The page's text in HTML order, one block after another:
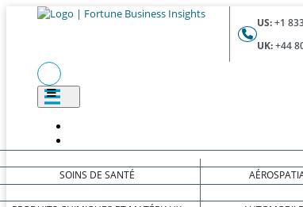
US:+1
UK:+44
SOINS DE SANTÉ